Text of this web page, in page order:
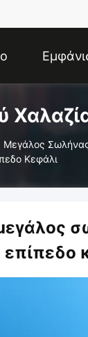
Κεφάλι